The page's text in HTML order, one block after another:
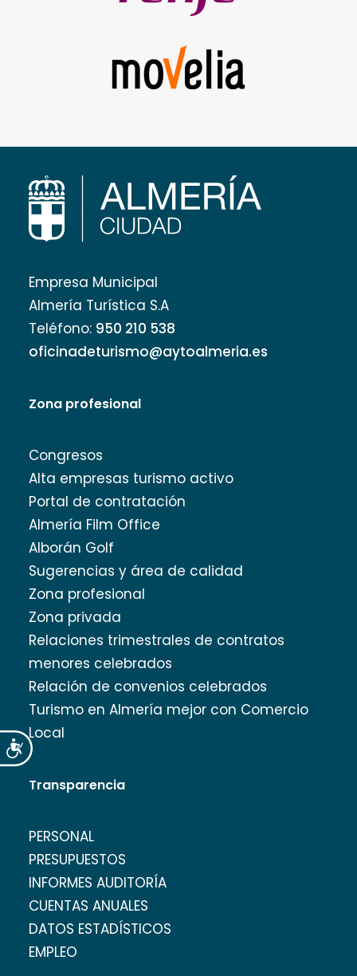
Accesibilidad
Empresa Municipal
Almería Turística S.A
Teléfono: 950 210 538
oficinadeturismo@aytoalmeria.es
Zona profesional
Congresos
Alta empresas turismo activo
Portal de contratación
Almería Film Office
Alborán Golf
Sugerencias y área de calidad
Zona profesional
Zona privada
Relaciones trimestrales de contratos
menores celebrados
Relación de convenios celebrados
Turismo en Almería mejor con Comercio
Local
Transparencia
PERSONAL
PRESUPUESTOS
INFORMES AUDITORÍA
CUENTAS ANUALES
DATOS ESTADÍSTICOS
EMPLEO